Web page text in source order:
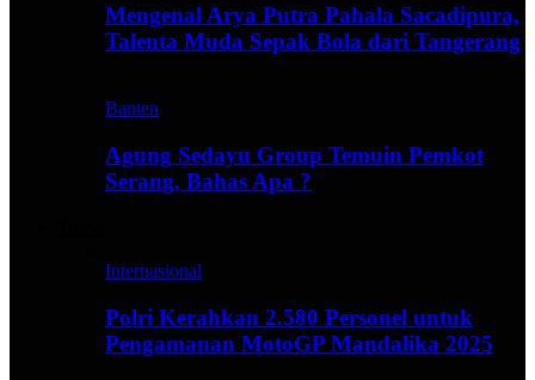
Mengenal Arya Putra Pahala Sacadipura,
Talenta Muda Sepak Bola dari Tangerang
Banten
Agung Sedayu Group Temuin Pemkot
Serang, Bahas Apa ?
Internasional
Polri Kerahkan 2.580 Personel untuk
Pengamanan MotoGP Mandalika 2025